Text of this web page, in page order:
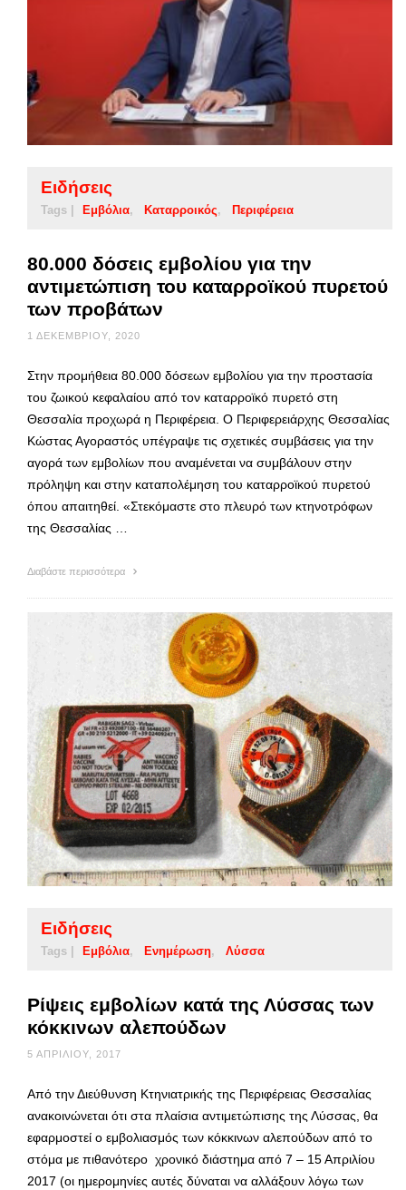
Ειδήσεις
Tags | Εμβόλια Καταρροικός Περιφέρεια
80.000 δόσεις εμβολίου για την
αντιμετώπιση του καταρροϊκού πυρετού
των προβάτων
1 ΔΕΚΕΜΒΡΊΟΥ, 2020
Στην προμήθεια 80.000 δόσεων εμβολίου για την προστασία
του ζωικού κεφαλαίου από τον καταρροϊκό πυρετό στη
Θεσσαλία προχωρά η Περιφέρεια. Ο Περιφερειάρχης Θεσσαλίας
Κώστας Αγοραστός υπέγραψε τις σχετικές συμβάσεις για την
αγορά των εμβολίων που αναμένεται να συμβάλουν στην
πρόληψη και στην καταπολέμηση του καταρροϊκού πυρετού
όπου απαιτηθεί. «Στεκόμαστε στο πλευρό των κτηνοτρόφων
της Θεσσαλίας …
Διαβάστε περισσότερα
Ειδήσεις
Tags | Εμβόλια Ενημέρωση Λύσσα
Ρίψεις εμβολίων κατά της Λύσσας των
κόκκινων αλεπούδων
5 ΑΠΡΙΛΊΟΥ, 2017
Από την Διεύθυνση Κτηνιατρικής της Περιφέρειας Θεσσαλίας
ανακοινώνεται ότι στα πλαίσια αντιμετώπισης της Λύσσας, θα
εφαρμοστεί ο εμβολιασμός των κόκκινων αλεπούδων από το
στόμα με πιθανότερο χρονικό διάστημα από 7 – 15 Απριλίου
2017 (οι ημερομηνίες αυτές δύναται να αλλάξουν λόγω των